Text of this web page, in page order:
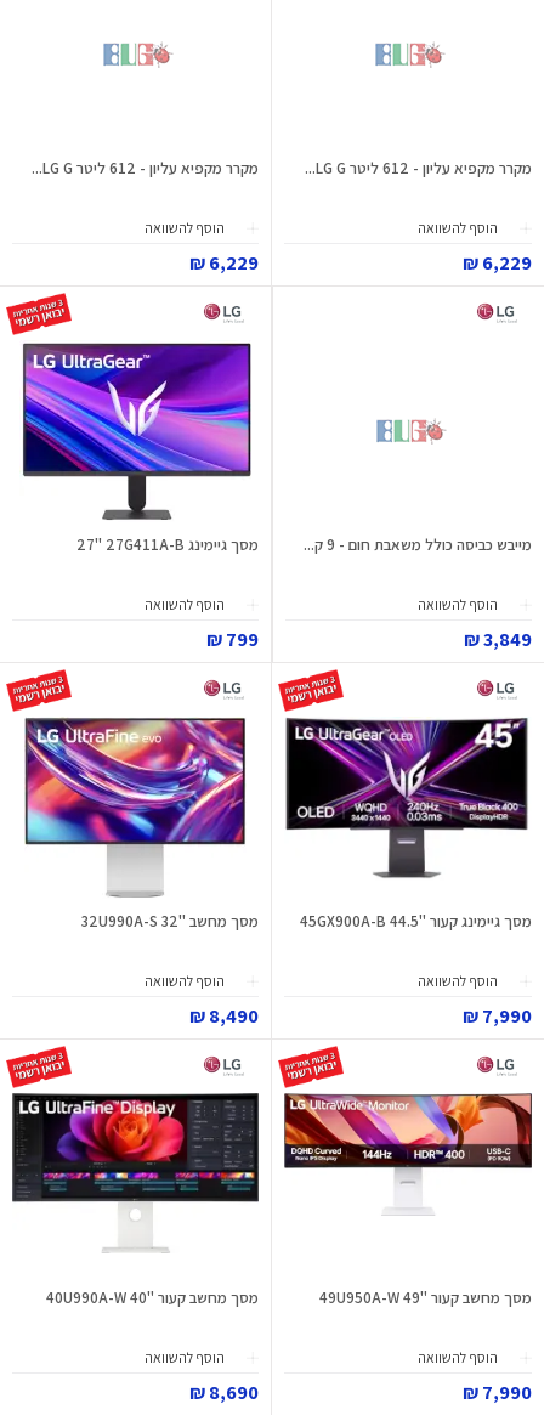
מקרר מקפיא עליון - 612 ליטר LG G...
הוסף להשוואה
6,229 ₪
מקרר מקפיא עליון - 612 ליטר LG G...
הוסף להשוואה
6,229 ₪
מייבש כביסה כולל משאבת חום - 9 ק...
הוסף להשוואה
3,849 ₪
מסך גיימינג ‎27"‎ 27G411A-B
הוסף להשוואה
799 ₪
מסך גיימינג קעור "44.5 45GX900A-B
הוסף להשוואה
7,990 ₪
מסך מחשב "32 32U990A-S
הוסף להשוואה
8,490 ₪
מסך מחשב קעור "49 49U950A-W
הוסף להשוואה
7,990 ₪
מסך מחשב קעור "40 40U990A-W
הוסף להשוואה
8,690 ₪